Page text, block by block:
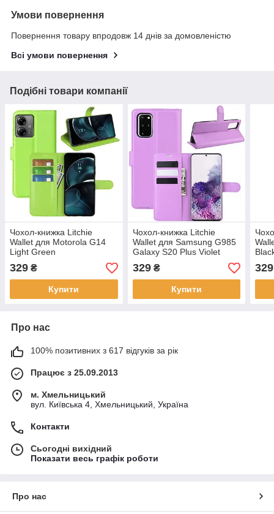
Умови повернення
Повернення товару впродовж 14 днів за домовленістю
Всі умови повернення
Подібні товари компанії
Чохол-книжка Litchie
Wallet для Motorola G14
Light Green
329 ₴
Купити
Чохол-книжка Litchie
Wallet для Samsung G985
Galaxy S20 Plus Violet
329₴
Купити
329
Про нас
100% позитивних з 617 відгуків за рік
Працює з 25.09.2013
м. Хмельницький
вул. Київська 4, Хмельницький, Україна
Контакти
Сьогодні вихідний
Показати весь графік роботи
Про нас